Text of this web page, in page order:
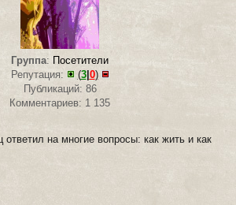
Группа: Посетители
Репутация:
(3|0)
Публикаций: 86
Комментариев: 1 135
ответил на многие вопросы: как жить и как